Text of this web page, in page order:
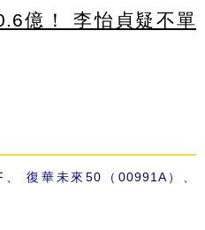
億！ 李怡貞疑不單
、復華未來50（00991A）